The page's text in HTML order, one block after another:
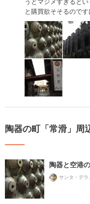
と購買欲そそるのです
陶器の町「常滑」周
陶器と空港
サ